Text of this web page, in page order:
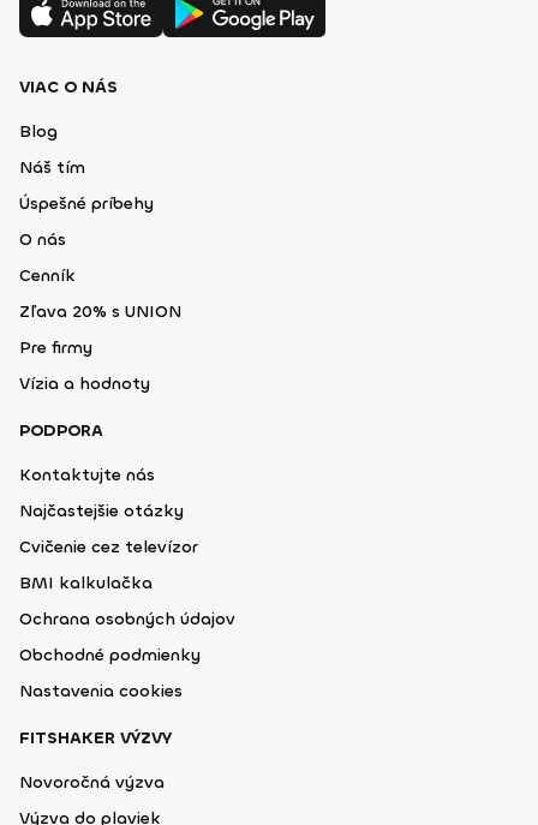
VIAC O NÁS
Blog
Náš tím
Úspešné príbehy
O nás
Cenník
Zľava 20% s UNION
Pre firmy
Vízia a hodnoty
PODPORA
Kontaktujte nás
Najčastejšie otázky
Cvičenie cez televízor
BMI kalkulačka
Ochrana osobných údajov
Obchodné podmienky
Nastavenia cookies
FITSHAKER VÝZVY
Novoročná výzva
Výzva do plaviek